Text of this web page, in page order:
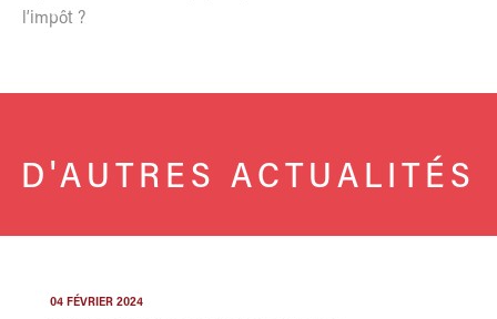
l’impôt ?
D'AUTRES ACTUALITÉS
04 FÉVRIER 2024